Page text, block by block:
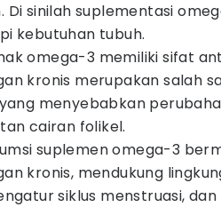
Di sinilah suplementasi
kebutuhan tubuh.
omega-3 memiliki sifat
kronis merupakan salah
menyebabkan
cairan folikel.
suplemen omega-3
kronis, mendukung
siklus menstruasi,